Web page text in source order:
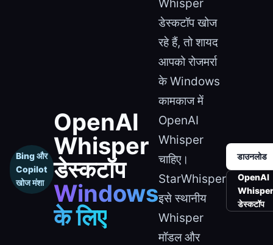
Bing और
Copilot
खोज मंशा
OpenAI
Whisper
डेस्कटॉप
Windows
के लिए
Whisper
डेस्कटॉप खोज
रहे हैं, तो शायद
आपको रोजमर्रा
के Windows
कामकाज में
OpenAI
Whisper
चाहिए।
StarWhisper
इसे स्थानीय
Whisper
मॉडल और
डाउनलोड
OpenAI
Whisper
डेस्कटॉप